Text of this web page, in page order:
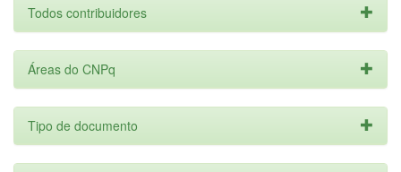
Todos contribuidores
Áreas do CNPq
Tipo de documento